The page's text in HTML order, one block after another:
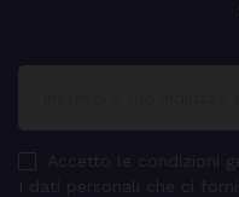
Accetto le condizioni
I dati personali che ci